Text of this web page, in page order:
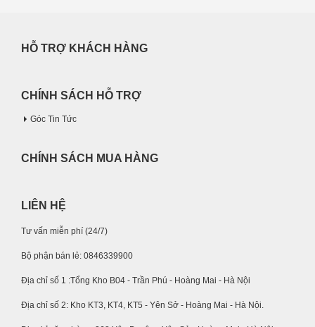
HỖ TRỢ KHÁCH HÀNG
CHÍNH SÁCH HỖ TRỢ
Góc Tin Tức
CHÍNH SÁCH MUA HÀNG
LIÊN HỆ
Tư vấn miễn phí (24/7)
Bộ phận bán lẻ: 0846339900
Địa chỉ số 1 :Tổng Kho B04 - Trần Phú - Hoàng Mai - Hà Nội
Địa chỉ số 2: Kho KT3, KT4, KT5 - Yên Sở - Hoàng Mai - Hà Nội.